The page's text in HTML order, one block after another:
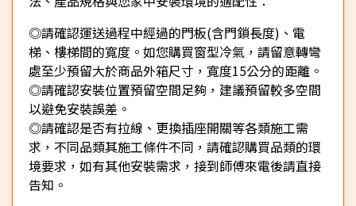
◎請確認運送過程中經過的門板(含門鎖長度)、電
梯、樓梯間的寬度。如您購買窗型冷氣，請留意轉彎
處至少預留大於商品外箱尺寸，寬度15公分的距離。
◎請確認安裝位置預留空間足夠，建議預留較多空間
以避免安裝誤差。
◎請確認是否有拉線、更換插座開關等各類施工需
求，不同品類其施工條件不同，請確認購買品類的環
境要求，如有其他安裝需求，接到師傅來電後請直接
告知。